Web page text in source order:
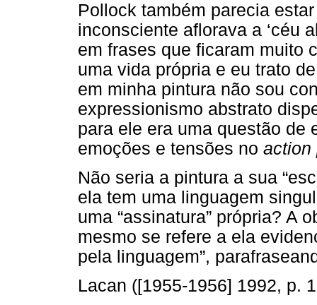
Pollock também parecia
inconsciente aflorava a ‘céu
em frases que ficaram muito
uma vida própria e eu trato
em minha pintura não sou
expressionismo abstrato
para ele era uma questão de
emoções e tensões no action
Não seria a pintura a sua
ela tem uma linguagem
uma “assinatura” própria? A
mesmo se refere a ela
pela linguagem”,
Lacan ([1955-1956] 1992, p.